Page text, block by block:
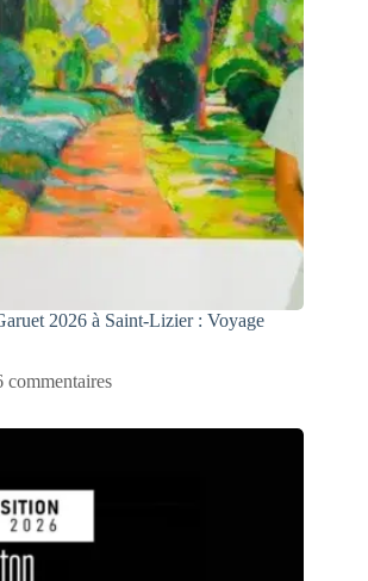
2026 à Saint-Lizier : Voyage
commentaires